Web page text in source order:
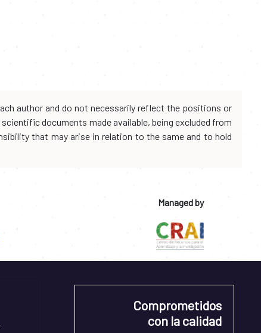
author and do not necessarily reflect the positions or
documents made available, being excluded from
that may arise in relation to the same and to hold
Managed by
Comprometidos
con la calidad